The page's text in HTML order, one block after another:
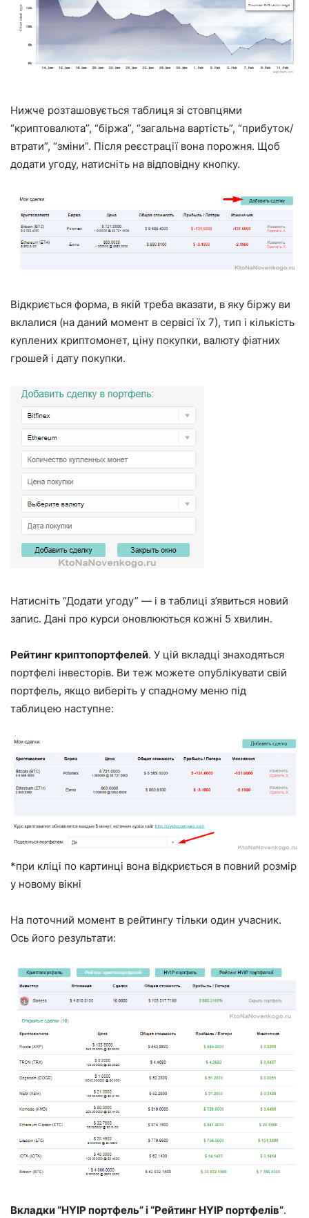
Нижче розташовується таблиця зі стовпцями
“криптовалюта”, “біржа”, “загальна вартість”, “прибуток/
втрати”, “зміни”. Після реєстрації вона порожня. Щоб
додати угоду, натисніть на відповідну кнопку.
Відкриється форма, в якій треба вказати, в яку біржу ви
вклалися (на даний момент в сервісі їх 7), тип і кількість
куплених криптомонет, ціну покупки, валюту фіатних
грошей і дату покупки.
Натисніть “Додати угоду” — і в таблиці з’явиться новий
запис. Дані про курси оновлюються кожні 5 хвилин.
Рейтинг криптопортфелей. У цій вкладці знаходяться
портфелі інвесторів. Ви теж можете опублікувати свій
портфель, якщо виберіть у спадному меню під
таблицею наступне:
*при кліці по картинці вона відкриється в повний розмір
у новому вікні
На поточний момент в рейтингу тільки один учасник.
Ось його результати:
Вкладки “HYIP портфель” і “Рейтинг HYIP портфелів”.